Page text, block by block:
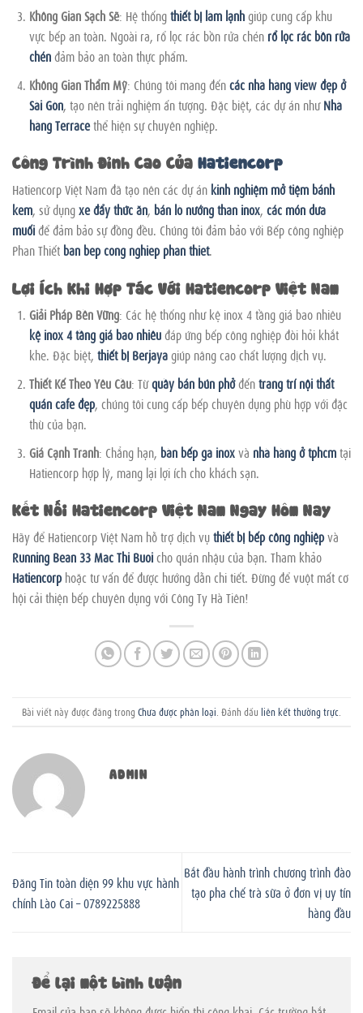
Không Gian Sạch Sẽ: Hệ thốngthiết bị làm lạnhgiúp cung cấp khu
vực bếp an toàn. Ngoài ra, rổ lọc rác bồn rửa chén rổ lọc rác bồn rửa
chénđảm bảo an toàn thực phẩm.
Không Gian Thẩm Mỹ: Chúng tôi mang đếncác nhà hàng view đẹp ở
Sài Gòn, tạo nên trải nghiệm ấn tượng. Đặc biệt, các dự án nhưNhà
hàng Terracethể hiện sự chuyên nghiệp.
Công Trình Đỉnh Cao Của Hatiencorp
Hatiencorp Việt Nam đã tạo nên các dự án kinh nghiệm mở tiệm bánh
kem, sử dụngxe đẩy thức ăn, bán lò nướng than inox, các món dưa
muốiđể đảm bảo sự đồng đều. Chúng tôi đảm bảo với Bếp công nghiệp
Phan Thiết ban bep cong nghiep phan thiet.
Lợi Ích Khi Hợp Tác Với Hatiencorp Việt Nam
Giải Pháp Bền Vững: Các hệ thống như kệ inox 4 tầng giá bao nhiêu
kệ inox 4 tầng giá bao nhiêuđáp ứng bếp công nghiệp đòi hỏi khắt
khe. Đặc biệt, thiết bị Berjayagiúp nâng cao chất lượng dịch vụ.
Thiết Kế Theo Yêu Cầu: Từquầy bán bún phởđếntrang trí nội thất
quán cafe đẹp, chúng tôi cung cấp bếp chuyên dụng phù hợp với đặc
thù của bạn.
Giá Cạnh Tranh: Chẳng hạn, bàn bếp ga inoxvà nhà hàng ở tphcmtại
Hatiencorp hợp lý, mang lại lợi ích cho khách sạn.
Kết Nối Hatiencorp Việt Nam Ngay Hôm Nay
Hãy để Hatiencorp Việt Nam hỗ trợ dịch vụthiết bị bếp công nghiệpvà
Running Bean 33 Mac Thi Buoicho quán nhậu của bạn. Tham khảo
Hatiencorphoặc tư vấn để được hướng dẫn chi tiết. Đừng để vuột mất cơ
hội cải thiện bếp chuyên dụng với Công Ty Hà Tiên!
Bài viết này được đăng trong Chưa được phân loại . Đánh dấu liên kết thường trực
ADMIN
Đăng Tin toàn diện 99 khu vực hành
chính Lào Cai – 0789225888
Bắt đầu hành trình chương trình đào
tạo pha chế trà sữa ở đơn vị uy tín
hàng đầu
Để lại một bình luận